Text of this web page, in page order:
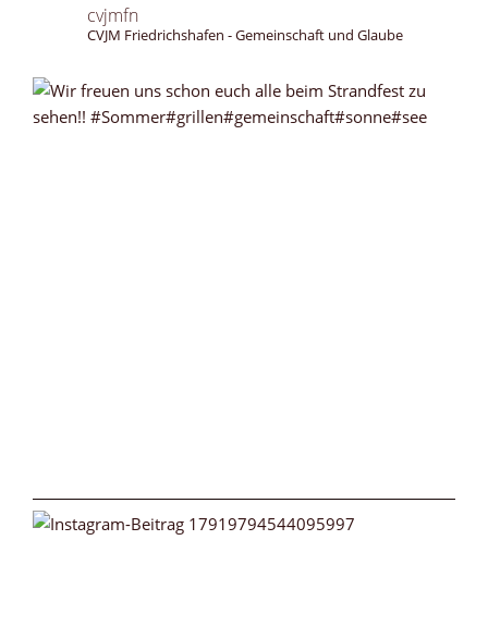
cvjmfn
CVJM Friedrichshafen - Gemeinschaft und Glaube